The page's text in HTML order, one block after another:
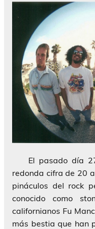
El pasado día 27
redonda cifra de 20
pináculos del rock
conocido como
californianos Fu
más bestia que han